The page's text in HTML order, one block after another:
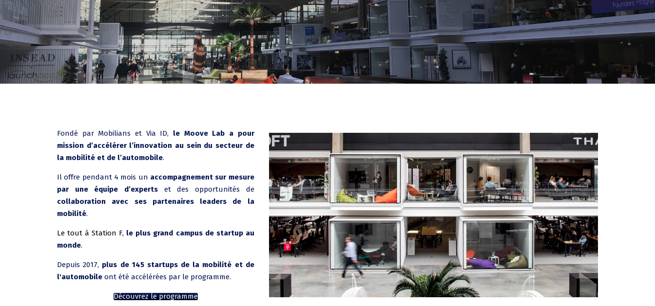
Fondé par Mobilians et Via ID, le Moove Lab a pour
mission d’accélérer l’innovation au sein du secteur de
la mobilité et de l’automobile.
Il offre pendant 4 mois un accompagnement sur mesure
par une équipe d’experts et des opportunités de
collaboration avec ses partenaires leaders de la
mobilité.
Le tout à Station F, le plus grand campus de startup au
monde.
Depuis 2017, plus de 145 startups de la mobilité et de
l'automobile ont été accélérées par le programme.
Découvrez le programme